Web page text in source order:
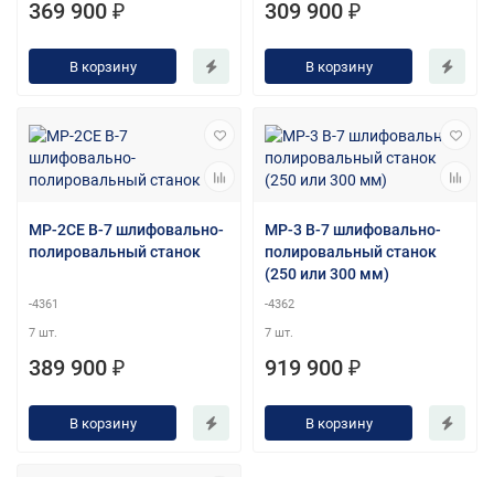
369 900 ₽
В корзину
309 900 ₽
В корзину
MP-2СE В-7 шлифовально-
полировальный станок
-4361
7 шт.
389 900 ₽
В корзину
MP-3 В-7 шлифовально-
полировальный станок
(250 или 300 мм)
-4362
7 шт.
919 900 ₽
В корзину